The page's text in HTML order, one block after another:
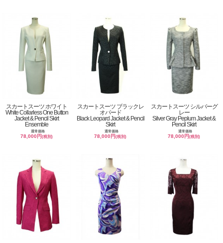
スカートスーツ ホワイト
White Collarless One Button
Jacket & Pencil Skirt
Ensemble
通常価格
78,000円(税別)
スカートスーツ ブラックレ
オパード
Black Leopard Jacket & Pencil
Skirt
通常価格
78,000円(税別)
スカートスーツ シルバーグ
レー
Silver Gray Peplum Jacket &
Pencil Skirt
通常価格
78,000円(税別)